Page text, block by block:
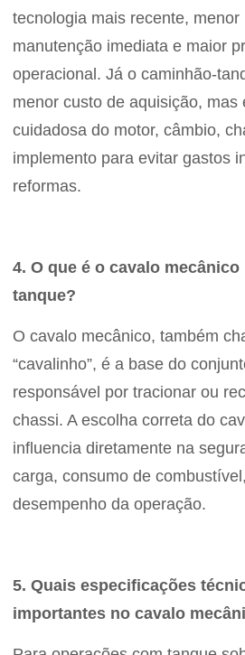
tecnologia mais recente,
manutenção imediata e maior
operacional. Já o caminhão-
menor custo de aquisição, mas
cuidadosa do motor, câmbio,
implemento para evitar gastos
reformas.
4. O que é o cavalo
tanque?
O cavalo mecânico, também
“cavalinho”, é a base do
responsável por tracionar ou
chassi. A escolha correta do
influencia diretamente na
carga, consumo de
desempenho da operação.
5. Quais especificações
importantes no cavalo